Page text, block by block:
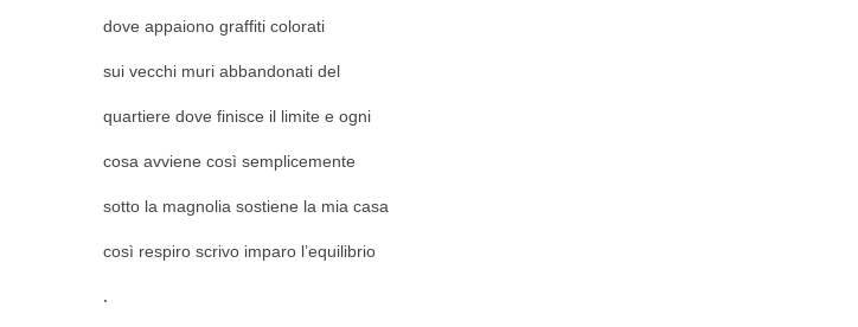
dove appaiono graffiti colorati
sui vecchi muri abbandonati del
quartiere dove finisce il limite e ogni
cosa avviene così semplicemente
sotto la magnolia sostiene la mia casa
così respiro scrivo imparo l’equilibrio
.